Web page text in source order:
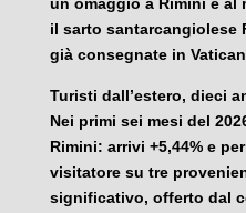
il sarto santarcangiolese
già consegnate in
Turisti dall’estero, dieci
Nei primi sei mesi del
Rimini: arrivi +5,44% e
visitatore su tre
significativo, offerto dal